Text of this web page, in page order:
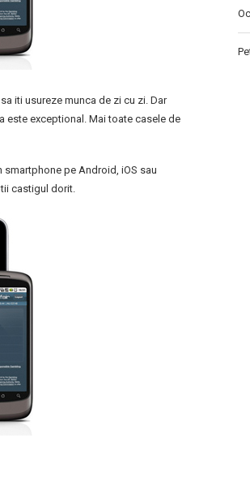
iti usureze munca de zi cu zi. Dar
este exceptional. Mai toate casele de
pe Android, iOS sau
castigul dorit.